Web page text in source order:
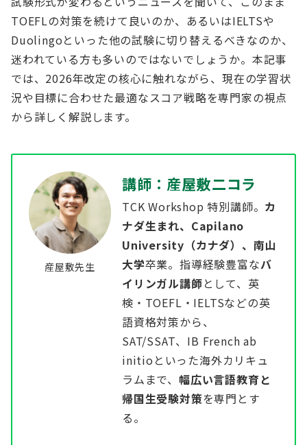
TOEFLの対策を続けて良いのか、あるいはIELTSや
Duolingoといった他の試験に切り替えるべきなのか、
迷われている方も多いのではないでしょうか。本記事
では、2026年改定の核心に触れながら、現在の学習状
況や目標に合わせた最適なスコア戦略を専門家の視点
から詳しく解説します。
産屋敷先生
講師：産屋敷二コラ
TCK Workshop 特別講師。 カ
ナダ生まれ、Capilano
University（カナダ）、南山
大学卒業。指導経験豊富なバ
イリンガル講師として、英
検・TOEFL・IELTSなどの英
語資格対策から、
SAT/SSAT、IB French ab
initioといった海外カリキュ
ラムまで、 幅広い言語教育と
帰国生受験対策を専門とす
る。